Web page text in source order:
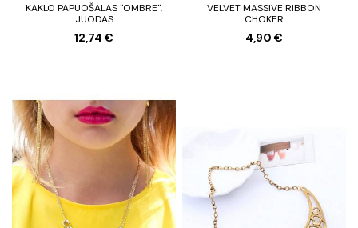
KAKLO PAPUOŠALAS "OMBRE",
JUODAS
12,74 €
VELVET MASSIVE RIBBON
CHOKER
4,90 €